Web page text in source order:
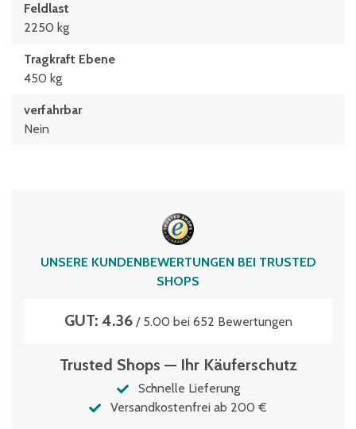
Feldlast
2250 kg
Tragkraft Ebene
450 kg
verfahrbar
Nein
UNSERE KUNDENBEWERTUNGEN BEI TRUSTED
SHOPS
GUT: 4.36/ 5.00 bei 652 Bewertungen
Trusted Shops — Ihr Käuferschutz
Schnelle Lieferung
Versandkostenfrei ab 200 €